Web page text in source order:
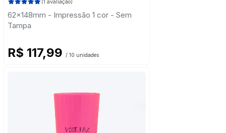
(1 avaliação)
62x148mm - Impressão 1 cor - Sem
Tampa
R$ 117,99 / 10 unidades